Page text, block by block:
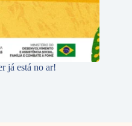
já está no ar!